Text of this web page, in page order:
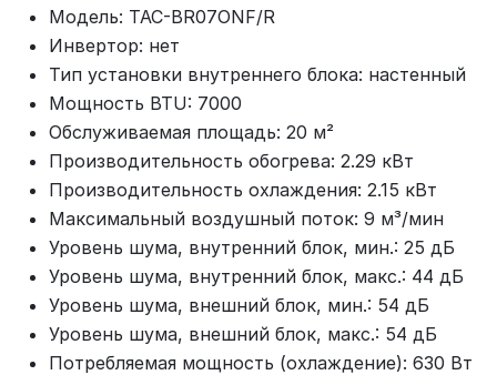
Модель: TAC-BR07ONF/R
Инвертор: нет
Тип установки внутреннего блока: настенный
Мощность BTU: 7000
Обслуживаемая площадь: 20 м²
Производительность обогрева: 2.29 кВт
Производительность охлаждения: 2.15 кВт
Максимальный воздушный поток: 9 м³/мин
Уровень шума, внутренний блок, мин.: 25 дБ
Уровень шума, внутренний блок, макс.: 44 дБ
Уровень шума, внешний блок, мин.: 54 дБ
Уровень шума, внешний блок, макс.: 54 дБ
Потребляемая мощность (охлаждение): 630 Вт